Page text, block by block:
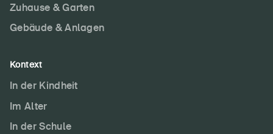
Zuhause & Garten
Gebäude & Anlagen
Kontext
In der Kindheit
Im Alter
In der Schule